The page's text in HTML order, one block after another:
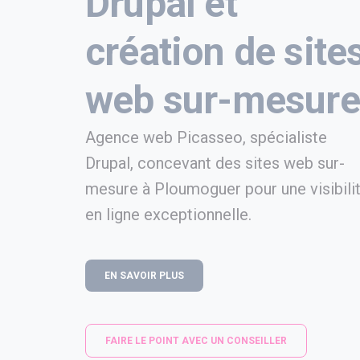
création de
web sur-mesure
Agence web Picasseo, spécialiste
Drupal, concevant des sites web sur-
mesure à Ploumoguer pour une
en ligne exceptionnelle.
EN SAVOIR PLUS
FAIRE LE POINT AVEC UN CONSEILLER